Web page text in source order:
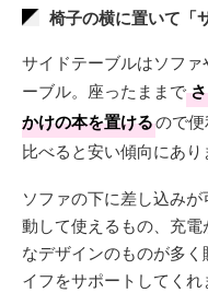
椅子の横に置いて「
サイドテーブルはソフ
ーブル。座ったままで
かけの本を置けるので
比べると安い傾向にあり
ソファの下に差し込み
動して使えるもの、充
なデザインのものが多
イフをサポートしてくれ